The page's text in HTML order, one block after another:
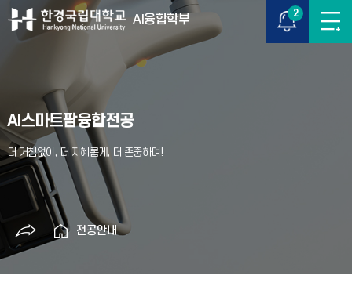
AI융합학부 2
AI스마트팜융합전공
전공안내